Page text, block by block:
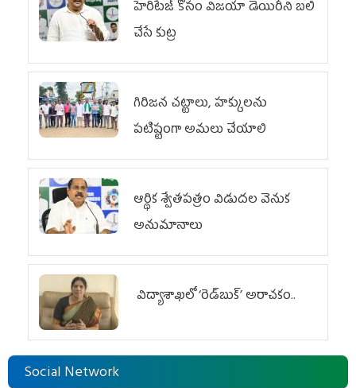
హెరిటేజ్ కోసం విజయా డెయిరీని బలి
చేసే కుట్ర‌
గిరిజన చట్టాలు, హక్కులను
పటిష్టంగా అమలు చేయాలి
ఆర్థిక శ్వేతపత్రం విడుదల వెనుక
అనుమానాలు
విద్యాశాఖలో ‘రెడ్‌బుక్’ అరాచకం..
Social Network